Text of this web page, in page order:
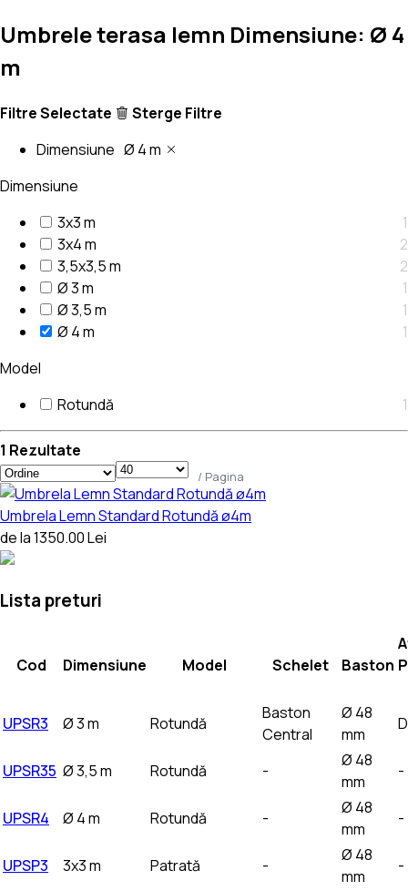
Umbrele terasa lemn Dimensiune: Ø 4
m
Filtre Selectate
Sterge Filtre
Dimensiune Ø 4 m
Dimensiune
3x3 m
1
3x4 m
2
3,5x3,5 m
2
Ø 3 m
1
Ø 3,5 m
1
Ø 4 m
1
Model
Rotundă
1
1 Rezultate
/ Pagina
Umbrela Lemn Standard Rotundă ø4m
de la 1350.00 Lei
Lista preturi
Cod Dimensiune Model Schelet Baston
UPSR3 Ø 3 m Rotundă
Baston
Central
Ø 48
mm
UPSR35 Ø 3,5 m Rotundă -
Ø 48
mm
-
UPSR4 Ø 4 m Rotundă -
Ø 48
mm
-
UPSP3 3x3 m Patrată -
Ø 48
mm
-